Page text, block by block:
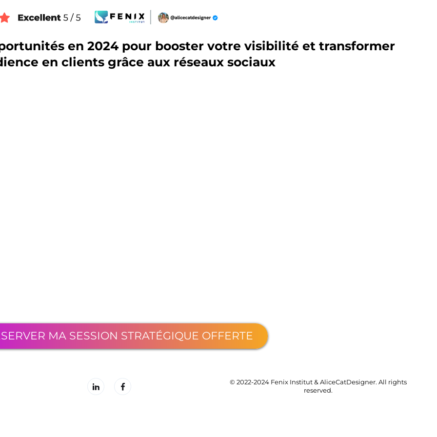
en 2024 pour booster votre visibilité et transformer
en clients grâce aux réseaux sociaux
MA SESSION STRATÉGIQUE OFFERTE
© 2022-2024 Fenix Institut & AliceCatDesigner. All rights
reserved.